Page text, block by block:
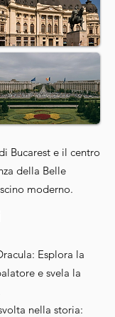
Bucarest e il centro
della Belle
moderno.
Esplora la
e svela la
nella storia: